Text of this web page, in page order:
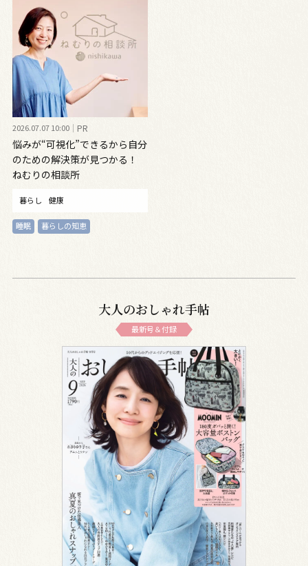
2026.07.07 10:00 PR
悩みが“可視化”できるから自分
のための解決策が見つかる！
ねむりの相談所
暮らし 健康
睡眠 暮らしの知恵
大人のおしゃれ手帖
最新号＆付録